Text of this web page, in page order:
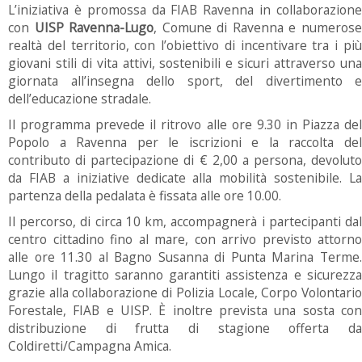
L’iniziativa è promossa da FIAB Ravenna in collaborazione
con UISP Ravenna-Lugo, Comune di Ravenna e numerose
realtà del territorio, con l’obiettivo di incentivare tra i più
giovani stili di vita attivi, sostenibili e sicuri attraverso una
giornata all’insegna dello sport, del divertimento e
dell’educazione stradale.
Il programma prevede il ritrovo alle ore 9.30 in Piazza del
Popolo a Ravenna per le iscrizioni e la raccolta del
contributo di partecipazione di € 2,00 a persona, devoluto
da FIAB a iniziative dedicate alla mobilità sostenibile. La
partenza della pedalata è fissata alle ore 10.00.
Il percorso, di circa 10 km, accompagnerà i partecipanti dal
centro cittadino fino al mare, con arrivo previsto attorno
alle ore 11.30 al Bagno Susanna di Punta Marina Terme.
Lungo il tragitto saranno garantiti assistenza e sicurezza
grazie alla collaborazione di Polizia Locale, Corpo Volontario
Forestale, FIAB e UISP. È inoltre prevista una sosta con
distribuzione di frutta di stagione offerta da
Coldiretti/Campagna Amica.